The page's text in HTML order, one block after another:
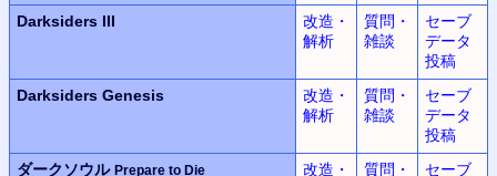
Darksiders III
改造・
解析
質問・
雑談
セーブ
データ
投稿
Darksiders Genesis
改造・
解析
質問・
雑談
セーブ
データ
投稿
ダークソウル Prepare to Die
改造・
質問・
セーブ